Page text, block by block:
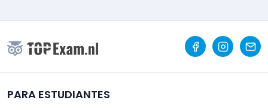
PARA ESTUDIANTES